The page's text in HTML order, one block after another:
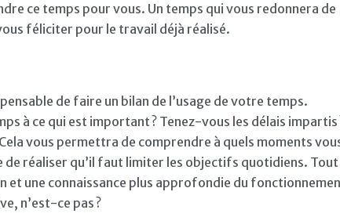
ce temps pour vous. Un temps qui vous redonnera de
féliciter pour le travail déjà réalisé.
de faire un bilan de l’usage de votre temps.
à ce qui est important ? Tenez-vous les délais impartis
vous permettra de comprendre à quels moments
de réaliser qu’il faut limiter les objectifs quotidiens. Tout
et une connaissance plus approfondie du
n’est-ce pas ?